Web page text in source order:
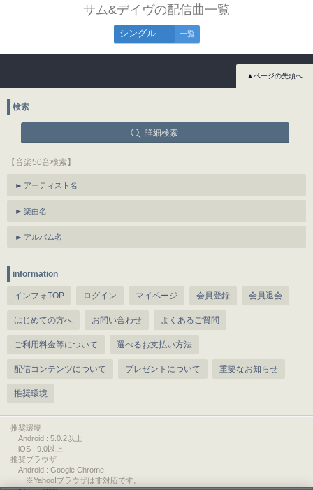
サム&デイヴの配信曲一覧
シングル 一覧
▲ページの先頭へ
検索
詳細検索
【音楽50音検索】
アーティスト名
楽曲名
アルバム名
information
インフォTOP ログイン マイページ 会員登録 会員退会
はじめての方へ お問い合わせ よくあるご質問
ご利用料金等について 選べるお支払い方法
配信コンテンツについて プレゼントについて 重要なお知らせ
推奨環境
推奨環境
Android : 5.0.2以上
iOS : 9.0以上
推奨ブラウザ
Android : Google Chrome
※Yahoo!ブラウザは非対応です。